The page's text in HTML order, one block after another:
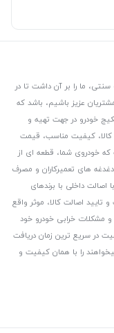
ما را بر آن داشت تا در
عزیز باشیم، باشد که
خودرو در جهت تهیه و
کالا، کیفیت مناسب، قیمت
خودروی شما، قطعه ای از
های تعمیرکاران و مصرف
اصالت داخلی با برندهای
اصالت کالا، موثر واقع
مشکلات خرابی خودرو خود
در سریع ترین زمان دریافت
را با همان کیفیت و